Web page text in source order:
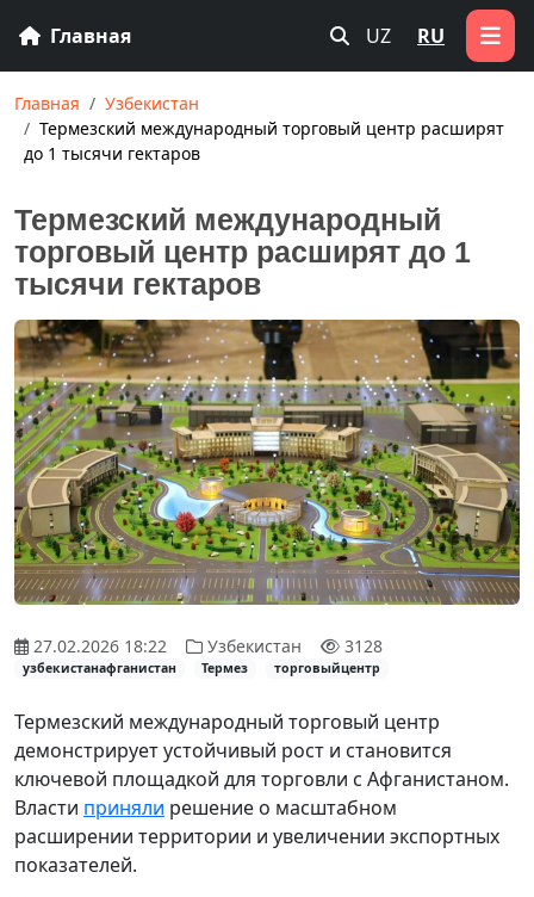
Главная UZ RU
Главная
Узбекистан
Термезский международный торговый центр расширят
до 1 тысячи гектаров
Термезский международный
торговый центр расширят до 1
тысячи гектаров
27.02.2026 18:22 Узбекистан 3128
узбекистанафганистан Термез торговыйцентр
Термезский международный торговый центр
демонстрирует устойчивый рост и становится
ключевой площадкой для торговли с Афганистаном.
Власти приняли решение о масштабном
расширении территории и увеличении экспортных
показателей.